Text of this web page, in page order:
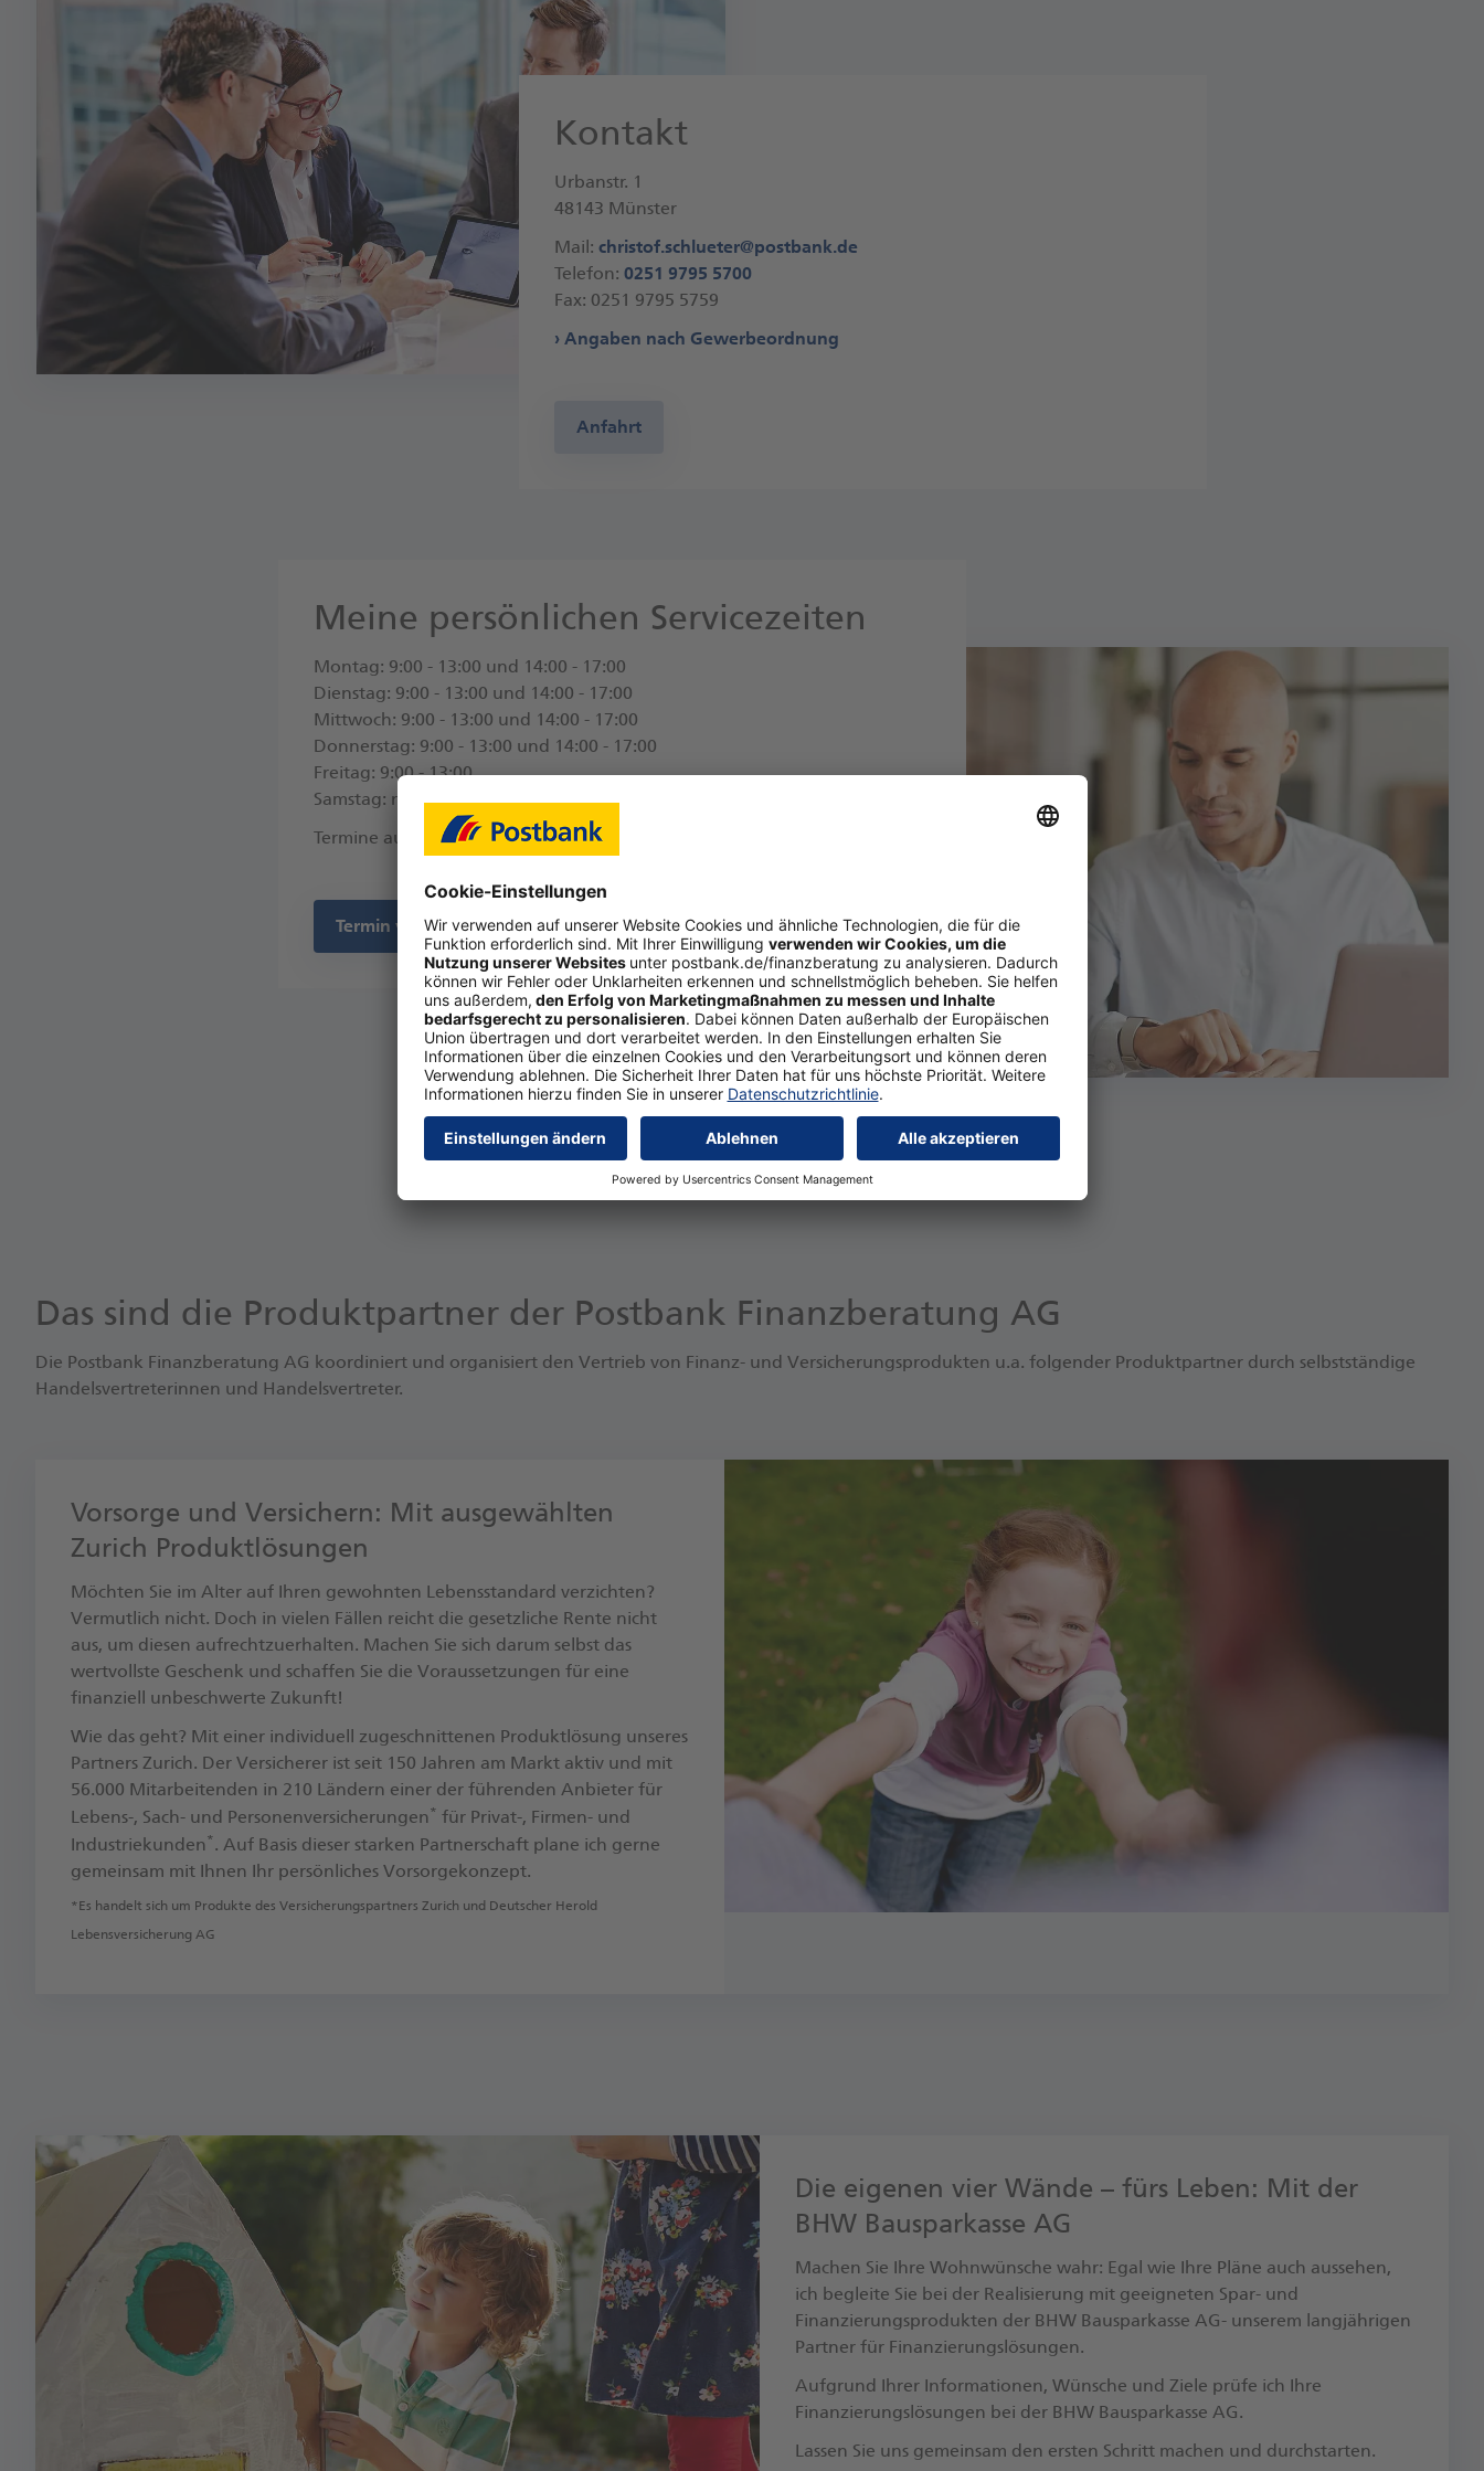
Kontakt
Urbanstr. 1
48143 Münster
Mail: christof.schlueter@postbank.de
Telefon: 0251 9795 5700
Fax: 0251 9795 5759
Angaben nach Gewerbeordnung
Anfahrt
Meine persönlichen Servicezeiten
Montag: 9:00 - 13:00 und 14:00 - 17:00
Dienstag: 9:00 - 13:00 und 14:00 - 17:00
Mittwoch: 9:00 - 13:00 und 14:00 - 17:00
Donnerstag: 9:00 - 13:00 und 14:00 - 17:00
Freitag: 9:00 - 13:00
Samstag: nach Terminvereinbarung
Termine außerhalb der genannten Zeiten gerne nach Vereinbarung.
Termin vereinbaren
Das sind die Produktpartner der Postbank Finanzberatung AG
Die Postbank Finanzberatung AG koordiniert und organisiert den Vertrieb von Finanz- und Versicherungsprodukten u.a. folgender Produktpartner durch selbstständige
Handelsvertreterinnen und Handelsvertreter.
Vorsorge und Versichern: Mit ausgewählten
Zurich Produktlösungen
Möchten Sie im Alter auf Ihren gewohnten Lebensstandard verzichten?
Vermutlich nicht. Doch in vielen Fällen reicht die gesetzliche Rente nicht
aus, um diesen aufrechtzuerhalten. Machen Sie sich darum selbst das
wertvollste Geschenk und schaffen Sie die Voraussetzungen für eine
finanziell unbeschwerte Zukunft! ​
Wie das geht? Mit einer individuell zugeschnittenen Produktlösung unseres
Partners Zurich. Der Versicherer ist seit 150 Jahren am Markt aktiv und mit
56.000 Mitarbeitenden in 210 Ländern einer der führenden Anbieter für
Lebens-, Sach- und Personenversicherungen* für Privat-, Firmen- und
Industriekunden*. ​Auf Basis dieser starken Partnerschaft plane ich gerne
gemeinsam mit Ihnen Ihr persönliches Vorsorgekonzept.
*Es handelt sich um Produkte des Versicherungspartners Zurich und Deutscher Herold
Lebensversicherung AG
Die eigenen vier Wände – fürs Leben: Mit der
BHW Bausparkasse AG
Machen Sie Ihre Wohnwünsche wahr: Egal wie Ihre Pläne auch aussehen,
ich begleite Sie bei der Realisierung mit geeigneten Spar- und
Finanzierungsprodukten der BHW Bausparkasse AG- unserem langjährigen
Partner für Finanzierungslösungen.
Aufgrund Ihrer Informationen, Wünsche und Ziele prüfe ich Ihre
Finanzierungslösungen bei der BHW Bausparkasse AG.
Lassen Sie uns gemeinsam den ersten Schritt machen und durchstarten.